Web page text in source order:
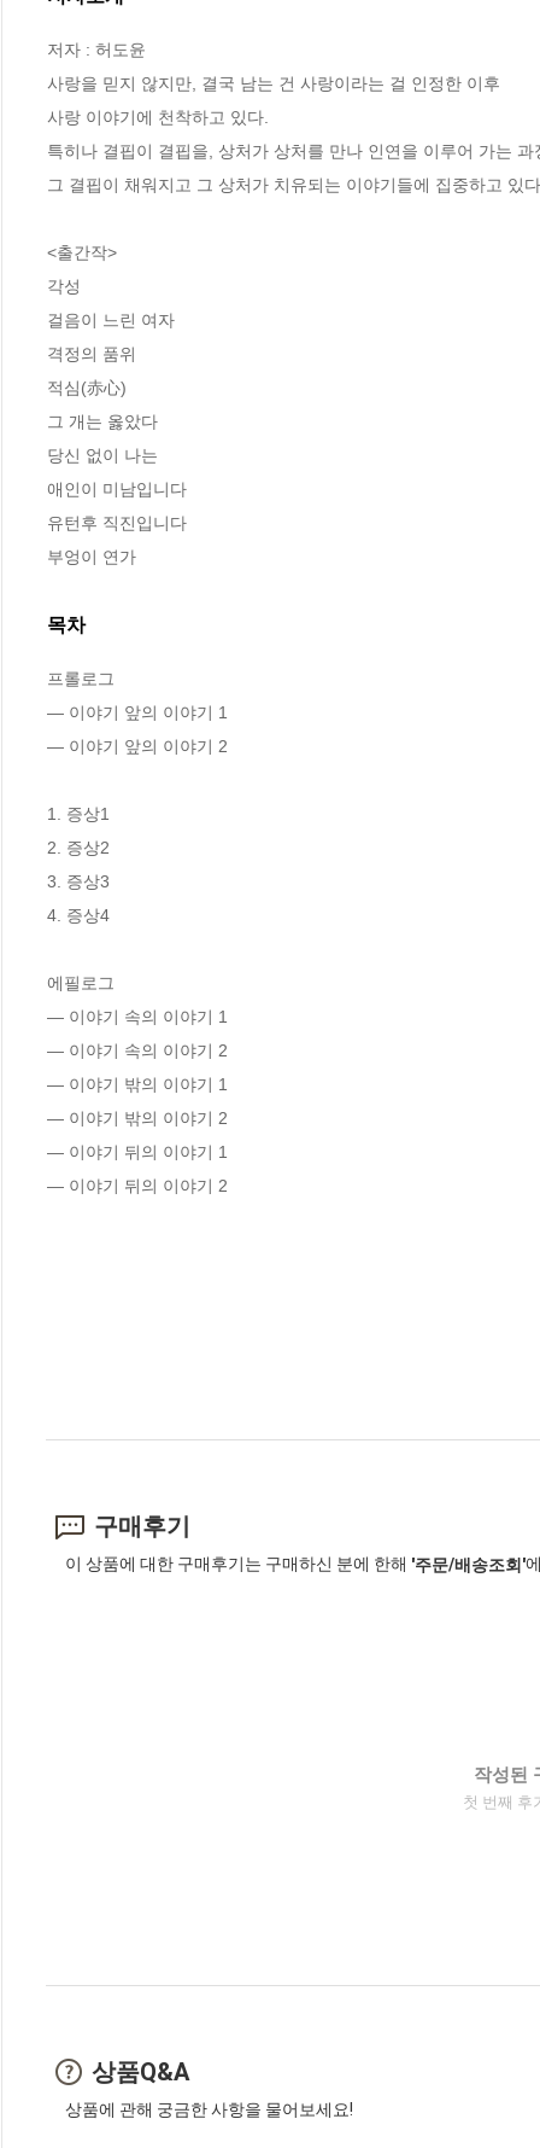
저자 : 허도윤
사랑을 믿지 않지만, 결국 남는 건 사랑이라는 걸 인정한 이후
사랑 이야기에 천착하고 있다.
특히나 결핍이 결핍을, 상처가 상처를 만나 인연을 이루어 가는 과
그 결핍이 채워지고 그 상처가 치유되는 이야기들에 집중하고 있
<출간작>
각성
걸음이 느린 여자
격정의 품위
적심(赤心)
그 개는 옳았다
당신 없이 나는
애인이 미남입니다
유턴후 직진입니다
부엉이 연가
목차
프롤로그
― 이야기 앞의 이야기 1
― 이야기 앞의 이야기 2
1. 증상1
2. 증상2
3. 증상3
4. 증상4
에필로그
― 이야기 속의 이야기 1
― 이야기 속의 이야기 2
― 이야기 밖의 이야기 1
― 이야기 밖의 이야기 2
― 이야기 뒤의 이야기 1
― 이야기 뒤의 이야기 2
구매후기
이 상품에 대한 구매후기는 구매하신 분에 한해 '주문/배송조회'
작성된
첫 번째 후
상품Q&A
상품에 관해 궁금한 사항을 물어보세요!